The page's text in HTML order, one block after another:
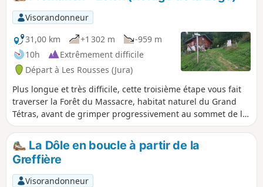
variés alternant forêts épaisses et combes ouvertes. Vous y
découvrirez également quelques curiosités et de jolis
chalets d’estive. Profitez de cette belle forêt, en veillant à ne
pas vous éloigner des sentiers et pistes balisés pour
préserver la quiétude des lieux ! Depuis la Combe à la
Chèvre et ses hautes gentianes, vous rejoindrez le village
de Lajoux, siège de la Maison du Parc Naturel Régional du
Haut-Jura.
Visorandonneur
31,00 km
+1 302 m
-959 m
10h
Extrêmement difficile
Départ à Les Rousses (Jura)
Plus longue et très difficile, cette troisième étape vous fait
traverser la Forêt du Massacre, habitat naturel du Grand
Tétras, avant de grimper progressivement au sommet de la
Haute Chaîne du Jura. Sur la ligne de crête qui dévoile un
panorama impressionnant, vous découvrirez, face à vous, le
Lac Léman qui s’étend jusqu’aux sommets enneigés des
Alpes. Si le temps est clair, vous pourrez distinctement
apercevoir le Mont-Blanc.
La Dôle en boucle à partir de la
Greffière
Visorandonneur